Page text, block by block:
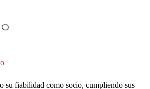
o API en su arquitectura?
el motor de su comercio?
su fiabilidad como socio, cumpliendo sus